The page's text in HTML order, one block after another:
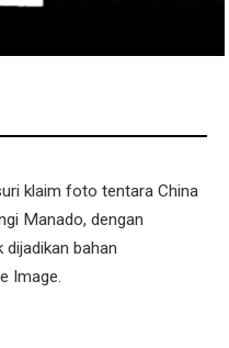
klaim foto tentara China
Manado, dengan
bahan
Image.